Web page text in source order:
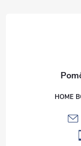
HOME